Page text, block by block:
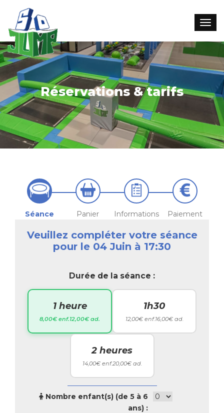
Réservations & tarifs
Séance Panier Informations Paiement
Veuillez compléter votre séance
pour le 04 Juin à 17:30
Durée de la séance :
1 heure
8,00€ enf.12,00€ ad.
1h30
12,00€ enf.16,00€ ad.
2 heures
14,00€ enf.20,00€ ad.
Nombre enfant(s) (de 5 à 6
ans) :